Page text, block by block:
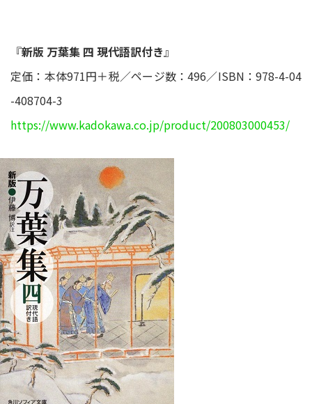
『新版 万葉集 四 現代語訳付き』
定価：本体971円＋税／ページ数：496／ISBN：978-4-04
-408704-3
https://www.kadokawa.co.jp/product/200803000453/